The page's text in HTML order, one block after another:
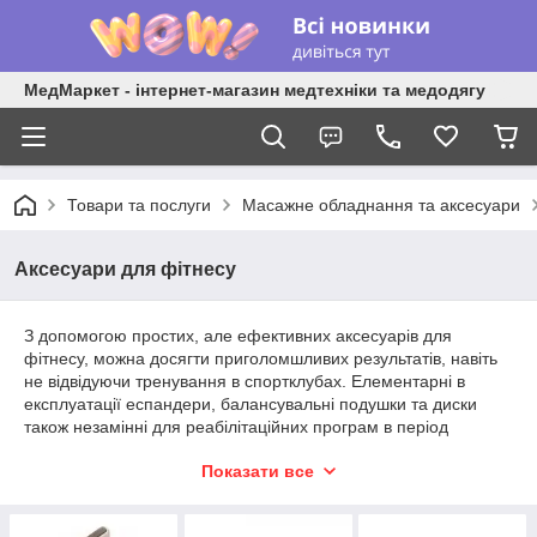
МедМаркет - інтернет-магазин медтехніки та медодягу
Товари та послуги Масажне обладнання та аксесуари
Аксесуари для фітнесу
З допомогою простих, але ефективних аксесуарів для
фітнесу, можна досягти приголомшливих результатів, навіть
не відвідуючи тренування в спортклубах. Елементарні в
експлуатації еспандери, балансувальні подушки та диски
також незамінні для реабілітаційних програм в період
Еспандери, диски, подушки
Показати все